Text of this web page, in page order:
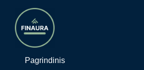
Pagrindinis